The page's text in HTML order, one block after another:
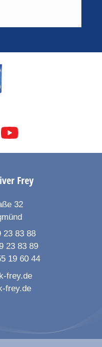
Frey
32
23 83 88
23 83 89
19 60 44
frey.de
frey.de